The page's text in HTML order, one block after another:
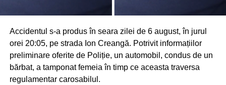
Accidentul s-a produs în seara zilei de 6 august, în jurul
orei 20:05, pe strada Ion Creangă. Potrivit informațiilor
preliminare oferite de Poliție, un automobil, condus de un
bărbat, a tamponat femeia în timp ce aceasta traversa
regulamentar carosabilul.